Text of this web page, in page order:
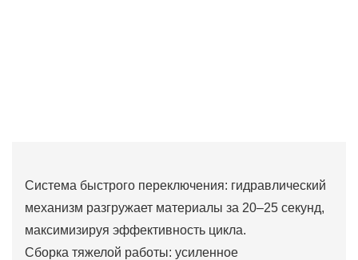
Система быстрого переключения: гидравлический
механизм разгружает материалы за 20–25 секунд,
максимизируя эффективность цикла.
Сборка тяжелой работы: усиленное